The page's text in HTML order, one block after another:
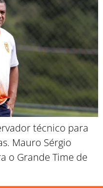
técnico para
Mauro Sérgio
o Grande Time de